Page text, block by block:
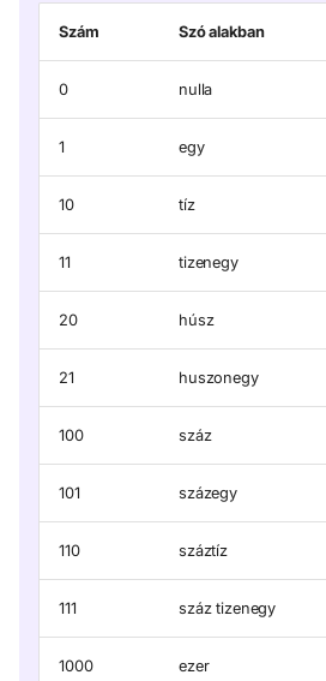
Szám Szó alakban
0 nulla
1 egy
10 tíz
11 tizenegy
20 húsz
21 huszonegy
100 száz
101 százegy
110 száztíz
111 száz tizenegy
1000 ezer